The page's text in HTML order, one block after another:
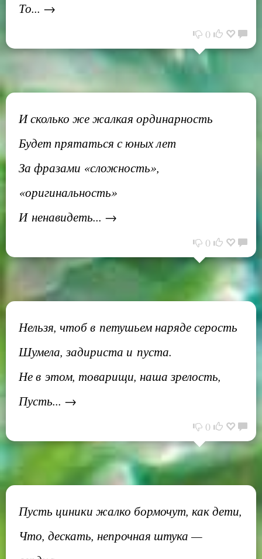
То... →
0
И сколько же жалкая ординарность
Будет прятаться с юных лет
За фразами «сложность»,
«оригинальность»
И ненавидеть... →
0
Нельзя, чтоб в петушьем наряде серость
Шумела, задириста и пуста.
Не в этом, товарищи, наша зрелость,
Пусть... →
0
Пусть циники жалко бормочут, как дети,
Что, дескать, непрочная штука —